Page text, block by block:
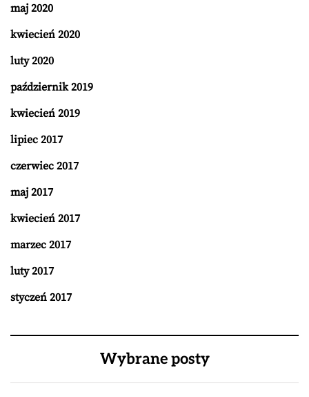
maj 2020
kwiecień 2020
luty 2020
październik 2019
kwiecień 2019
lipiec 2017
czerwiec 2017
maj 2017
kwiecień 2017
marzec 2017
luty 2017
styczeń 2017
Wybrane posty